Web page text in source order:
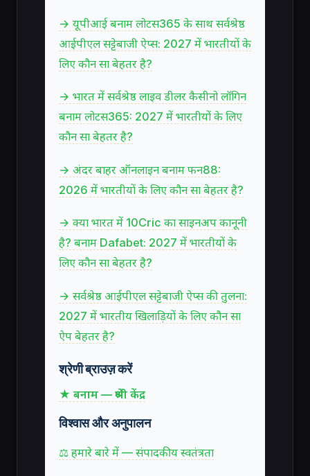
→ यूपीआई बनाम लोटस365 के साथ सर्वश्रेष्ठ
आईपीएल सट्टेबाजी ऐप्स: 2027 में भारतीयों के
लिए कौन सा बेहतर है?
→ भारत में सर्वश्रेष्ठ लाइव डीलर कैसीनो लॉगिन
बनाम लोटस365: 2027 में भारतीयों के लिए
कौन सा बेहतर है?
→ अंदर बाहर ऑनलाइन बनाम फन88:
2026 में भारतीयों के लिए कौन सा बेहतर है?
→ क्या भारत में 10Cric का साइनअप कानूनी
है? बनाम Dafabet: 2027 में भारतीयों के
लिए कौन सा बेहतर है?
→ सर्वश्रेष्ठ आईपीएल सट्टेबाजी ऐप्स की तुलना:
2027 में भारतीय खिलाड़ियों के लिए कौन सा
ऐप बेहतर है?
श्रेणी ब्राउज़ करें
★ बनाम — श्रेणी केंद्र
विश्वास और अनुपालन
⚖ हमारे बारे में — संपादकीय स्वतंत्रता